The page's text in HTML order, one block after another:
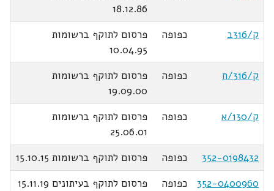
18.12.86
ק/316ב
כפופה
פרסום לתוקף ברשומות
10.04.95
ק/316/ח
כפופה
פרסום לתוקף ברשומות
19.09.00
ק/130/א
כפופה
פרסום לתוקף ברשומות
25.06.01
352-0198432
כפופה
פרסום לתוקף ברשומות 15.10.15
352-0400960
כפופה פרסום לתוקף בעיתונים 15.11.19